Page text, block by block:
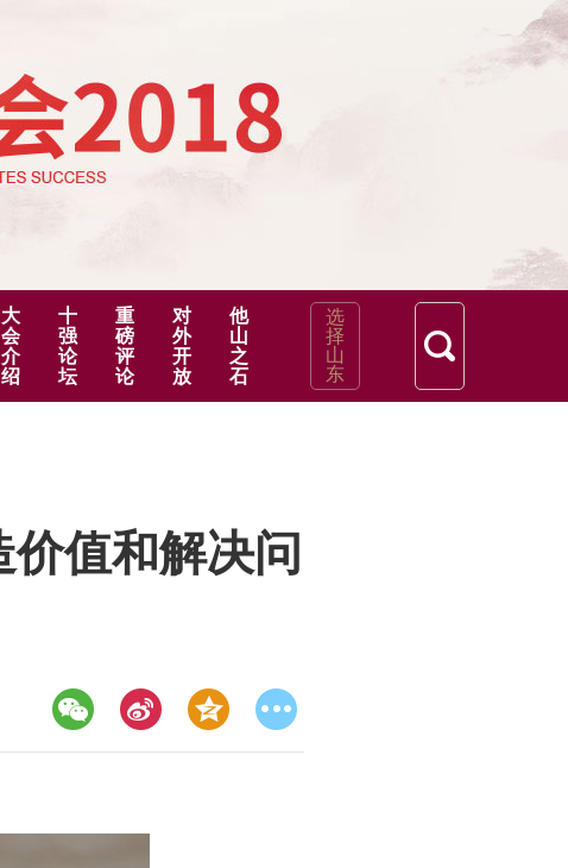
大
会
介
绍
十
强
论
坛
重
磅
评
论
对
外
开
放
他
山
之
石
选
择
山
东
值和解决问